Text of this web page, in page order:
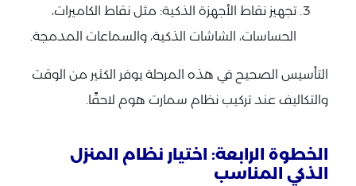
تجهيز نقاط الأجهزة الذكية: مثل نقاط الكاميرات،
الحساسات، الشاشات الذكية، والسماعات المدمجة.
التأسيس الصحيح في هذه المرحلة يوفر الكثير من الوقت
والتكاليف عند تركيب نظام سمارت هوم لاحقًا.
الخطوة الرابعة: اختيار نظام المنزل
الذكي المناسب